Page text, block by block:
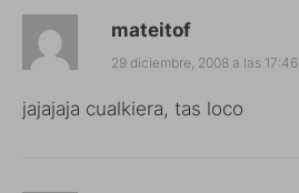
mateitof
29 diciembre, 2008 a las 17:46
jajajaja cualkiera, tas loco